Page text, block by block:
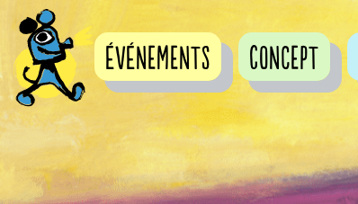
événements Concept